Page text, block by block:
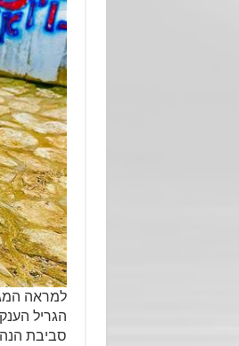
למראה
הגריל
סביבת